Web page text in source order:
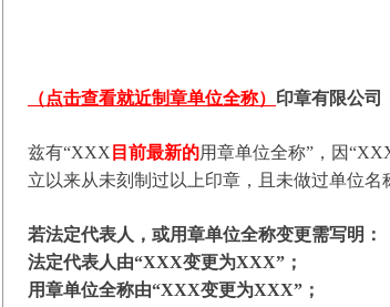
（点击查看就近制章单位全称） 印章有限公司
兹有“XXX 目前最新的用章单位全称”，因
立以来从未刻制过以上印章，且未做过单位名
若法定代表人，或用章单位全称变更需写明：
法定代表人由“XXX变更为XXX”；
用章单位全称由“XXX变更为XXX”；